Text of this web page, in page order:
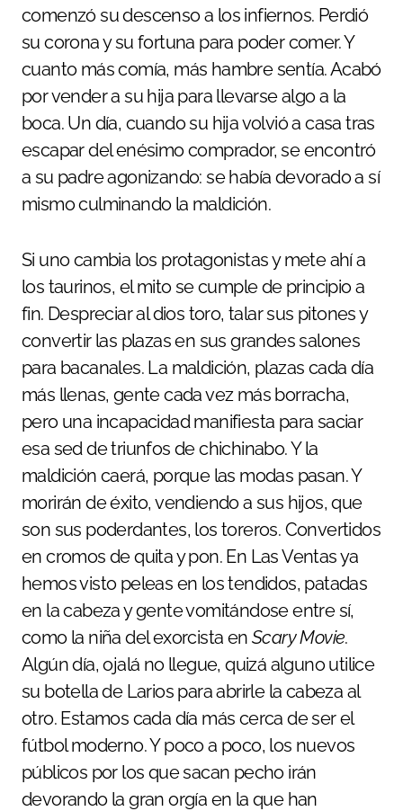
comenzó su descenso a los infiernos. Perdió
su corona y su fortuna para poder comer. Y
cuanto más comía, más hambre sentía. Acabó
por vender a su hija para llevarse algo a la
boca. Un día, cuando su hija volvió a casa tras
escapar del enésimo comprador, se encontró
a su padre agonizando: se había devorado a sí
mismo culminando la maldición.
Si uno cambia los protagonistas y mete ahí a
los taurinos, el mito se cumple de principio a
fin. Despreciar al dios toro, talar sus pitones y
convertir las plazas en sus grandes salones
para bacanales. La maldición, plazas cada día
más llenas, gente cada vez más borracha,
pero una incapacidad manifiesta para saciar
esa sed de triunfos de chichinabo. Y la
maldición caerá, porque las modas pasan. Y
morirán de éxito, vendiendo a sus hijos, que
son sus poderdantes, los toreros. Convertidos
en cromos de quita y pon. En Las Ventas ya
hemos visto peleas en los tendidos, patadas
en la cabeza y gente vomitándose entre sí,
como la niña del exorcista en Scary Movie.
Algún día, ojalá no llegue, quizá alguno utilice
su botella de Larios para abrirle la cabeza al
otro. Estamos cada día más cerca de ser el
fútbol moderno. Y poco a poco, los nuevos
públicos por los que sacan pecho irán
devorando la gran orgía en la que han